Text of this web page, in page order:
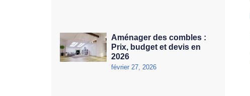
Aménager des combles :
Prix, budget et devis en
2026
février 27, 2026